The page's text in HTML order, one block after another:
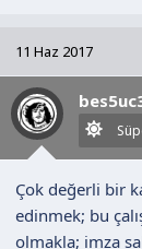
i
l
e
r
11 Haz 2017
Çok değerli bir
edinmek; bu
olmakla; imza